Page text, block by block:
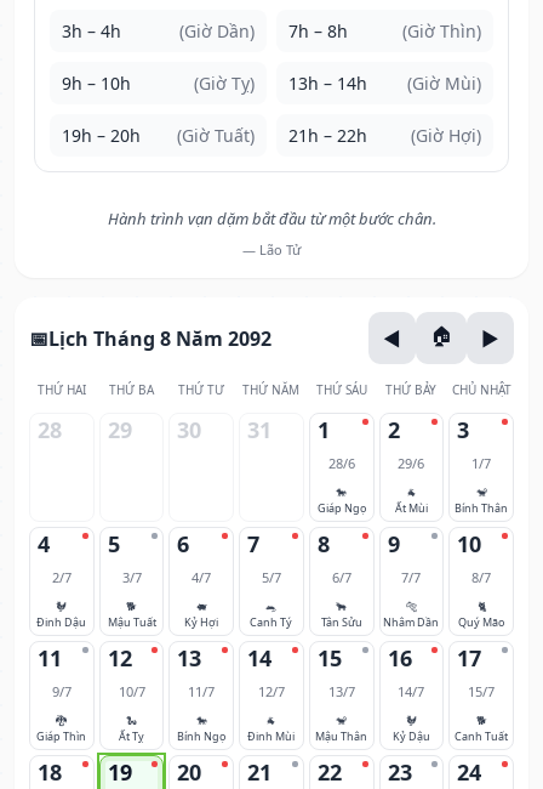
3h – 4h (Giờ Dần) 7h – 8h (Giờ Thìn)
9h – 10h (Giờ Tỵ) 13h – 14h (Giờ Mùi)
19h – 20h (Giờ Tuất) 21h – 22h (Giờ Hợi)
Hành trình vạn dặm bắt đầu từ một bước chân.
— Lão Tử
Lịch Tháng 8 Năm 2092
THỨ HAI THỨ BA THỨ TƯ THỨ NĂM THỨ SÁU THỨ BẢY CHỦ NHẬT
28 29 30 31 1
28/6
🐎
Giáp Ngọ
2
29/6
🐐
Ất Mùi
3
1/7
🐒
Bính Thân
4
2/7
🐓
Đinh Dậu
5
3/7
🐕
Mậu Tuất
6
4/7
🐖
Kỷ Hợi
7
5/7
🐀
Canh Tý
8
6/7
🐂
Tân Sửu
9
7/7
🐅
Nhâm Dần
10
8/7
🐈
Quý Mão
11
9/7
🐉
Giáp Thìn
12
10/7
🐍
Ất Tỵ
13
11/7
🐎
Bính Ngọ
14
12/7
🐐
Đinh Mùi
15
13/7
🐒
Mậu Thân
16
14/7
🐓
Kỷ Dậu
17
15/7
🐕
Canh Tuất
18 19 20 21 22 23 24